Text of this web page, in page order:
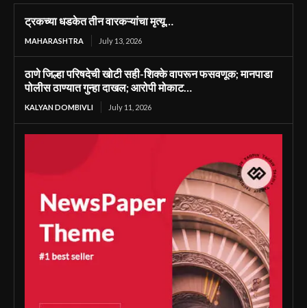
ट्रकच्या धडकेत तीन वारकऱ्यांचा मृत्यू…
MAHARASHTRA July 13, 2026
ठाणे जिल्हा परिषदेची खोटी सही-शिक्के वापरून फसवणूक; मानपाडा
पोलीस ठाण्यात गुन्हा दाखल; आरोपी मोकाट…
KALYAN DOMBIVLI July 11, 2026